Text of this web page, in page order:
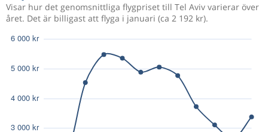
Okt 12 KöpenhamnTel Aviv
Okt 18
Okt 11 KöpenhamnTel Aviv
Tel AvivKöpenhamn
2 643 kr
Okt 11 Köpenhamn 2 909 kr
Visar hur det genomsnittliga flygpriset till Tel Aviv varierar över
året. Det är billigast att flyga i januari (ca 2 192 kr).